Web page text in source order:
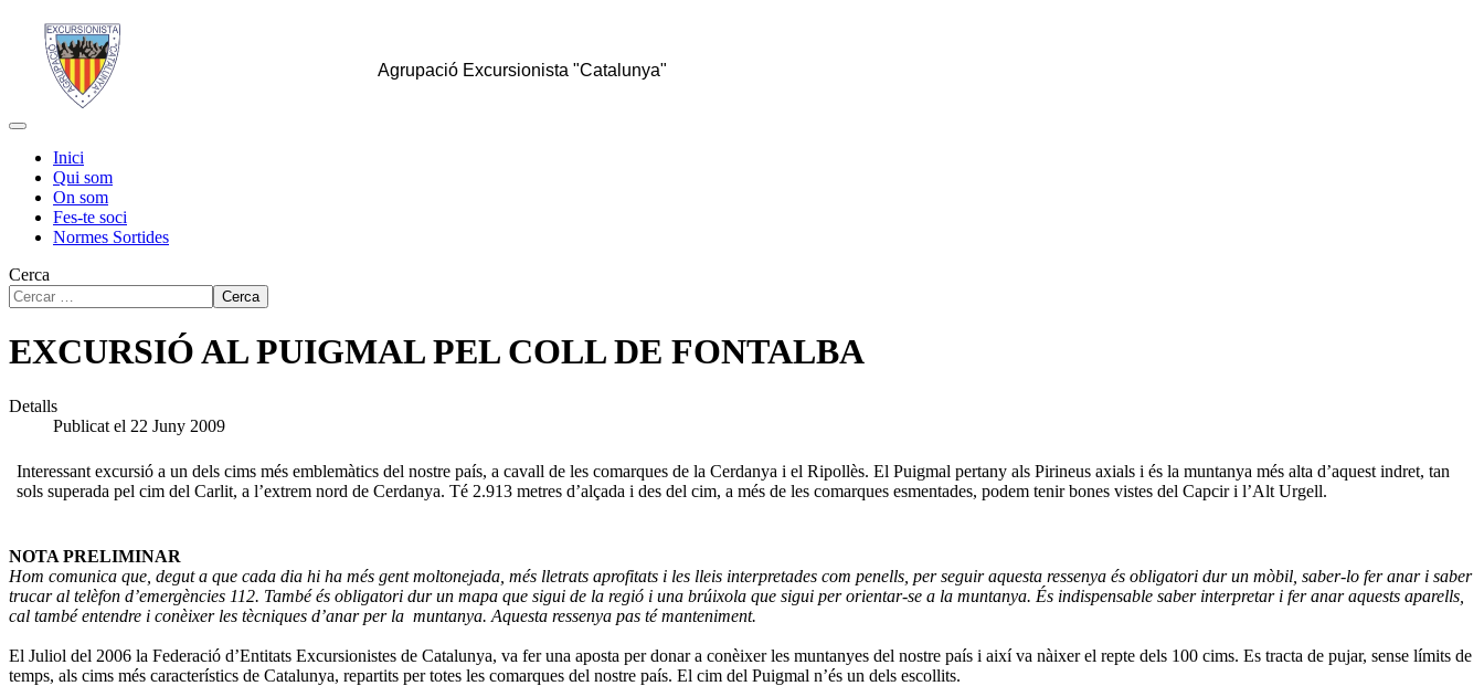
Agrupació Excursionista "Catalunya"
Inici
Qui som
On som
Fes-te soci
Normes Sortides
Cerca
Cerca
EXCURSIÓ AL PUIGMAL PEL COLL DE FONTALBA
Detalls
Publicat el 22 Juny 2009
Interessant excursió a un dels cims més emblemàtics del nostre país, a cavall de les comarques de la Cerdanya i el Ripollès. El Puigmal pertany als Pirineus axials i és la muntanya més alta d’aquest indret, tan
sols superada pel cim del Carlit, a l’extrem nord de Cerdanya. Té 2.913 metres d’alçada i des del cim, a més de les comarques esmentades, podem tenir bones vistes del Capcir i l’Alt Urgell.
NOTA PRELIMINAR
Hom comunica que, degut a que cada dia hi ha més gent moltonejada, més lletrats aprofitats i les lleis interpretades com penells, per seguir aquesta ressenya és obligatori dur un mòbil, saber-lo fer anar i saber
trucar al telèfon d’emergències 112. També és obligatori dur un mapa que sigui de la regió i una brúixola que sigui per orientar-se a la muntanya. És indispensable saber interpretar i fer anar aquests aparells,
cal també entendre i conèixer les tècniques d’anar per la muntanya. Aquesta ressenya pas té manteniment.
El Juliol del 2006 la Federació d’Entitats Excursionistes de Catalunya, va fer una aposta per donar a conèixer les muntanyes del nostre país i així va nàixer el repte dels 100 cims. Es tracta de pujar, sense límits de
temps, als cims més característics de Catalunya, repartits per totes les comarques del nostre país. El cim del Puigmal n’és un dels escollits.